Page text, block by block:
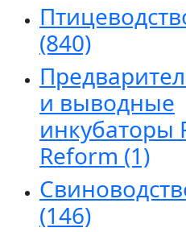
(840)
и выводные
инкубаторы
Reform (1)
(146)